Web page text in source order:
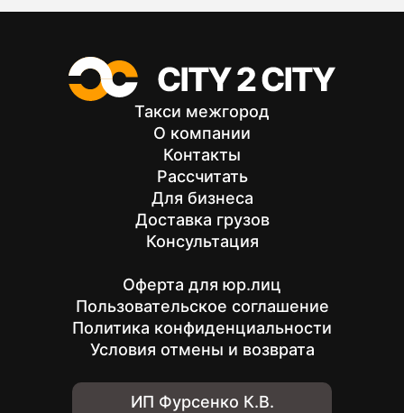
Такси межгород
О компании
Контакты
Рассчитать
Для бизнеса
Доставка грузов
Консультация
Оферта для юр.лиц
Пользовательское соглашение
Политика конфиденциальности
Условия отмены и возврата
ИП Фурсенко К.В.